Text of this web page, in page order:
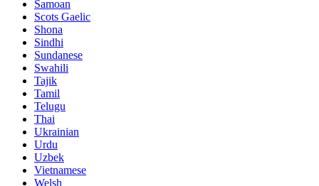
Samoan
Scots Gaelic
Shona
Sindhi
Sundanese
Swahili
Tajik
Tamil
Telugu
Thai
Ukrainian
Urdu
Uzbek
Vietnamese
Welsh